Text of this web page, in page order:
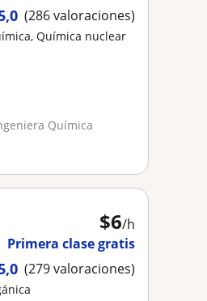
(286 valoraciones)
Química nuclear
Química
$6/h
Primera clase gratis
(279 valoraciones)